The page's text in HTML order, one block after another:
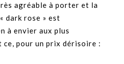
agréable à porter et la
dark rose » est
à envier aux plus
ce, pour un prix dérisoire :